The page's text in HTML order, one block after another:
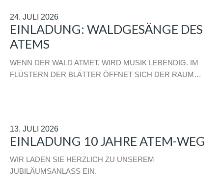
24. JULI 2026
EINLADUNG: WALDGESÄNGE DES
ATEMS
WENN DER WALD ATMET, WIRD MUSIK LEBENDIG. IM
FLÜSTERN DER BLÄTTER ÖFFNET SICH DER RAUM…
13. JULI 2026
EINLADUNG 10 JAHRE ATEM-WEG
WIR LADEN SIE HERZLICH ZU UNSEREM
JUBILÄUMSANLASS EIN.